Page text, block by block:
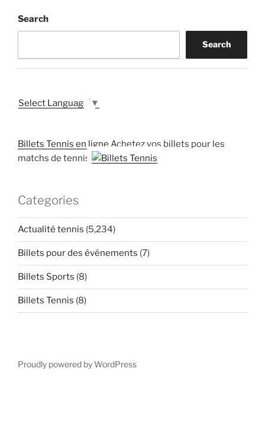
Search
Search
Select Language ▼
Billets Tennis en ligne Achetez vos billets pour les
matchs de tennis
Categories
Actualité tennis (5,234)
Billets pour des événements (7)
Billets Sports (8)
Billets Tennis (8)
Proudly powered by WordPress